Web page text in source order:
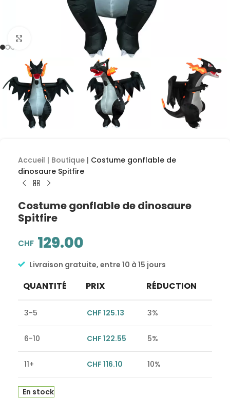
Cliquez pour agrandir
Accueil | Boutique | Costume gonflable de
dinosaure Spitfire
Costume gonflable de dinosaure
Spitfire
CHF 129.00
Livraison gratuite, entre 10 à 15 jours
QUANTITÉ PRIX RÉDUCTION
3-5 CHF 125.13 3%
6-10 CHF 122.55 5%
11+ CHF 116.10 10%
En stock